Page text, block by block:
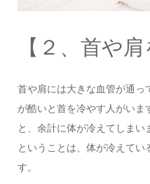
【２、首や
首や肩には大きな血管が通っ
が酷いと首を冷やす人がいま
と、余計に体が冷えてしまい
ということは、体が冷えて
す。